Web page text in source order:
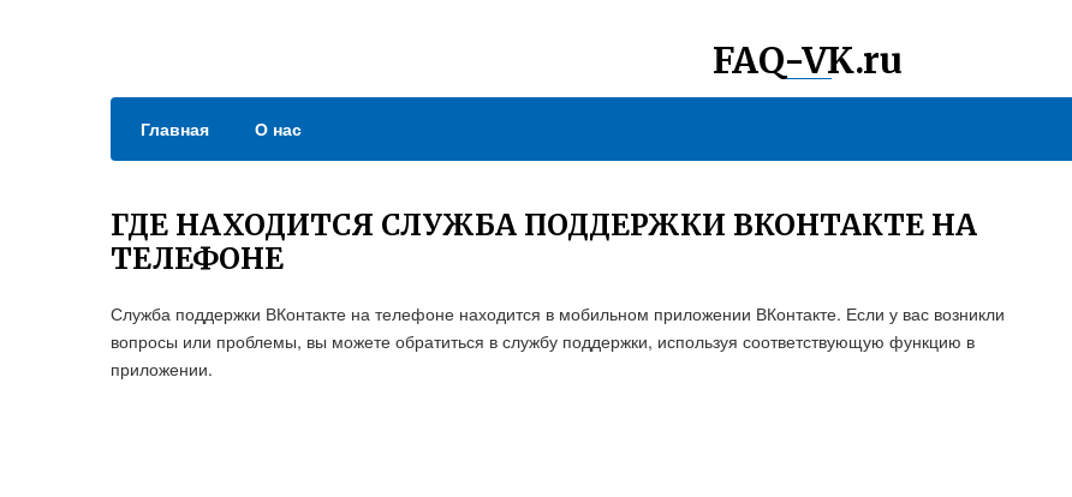
FAQ-VK.ru
Главная О нас
ГДЕ НАХОДИТСЯ СЛУЖБА ПОДДЕРЖКИ ВКОНТАКТЕ НА
ТЕЛЕФОНЕ
Служба поддержки ВКонтакте на телефоне находится в мобильном приложении ВКонтакте. Если у вас возникли
вопросы или проблемы, вы можете обратиться в службу поддержки, используя соответствующую функцию в
приложении.